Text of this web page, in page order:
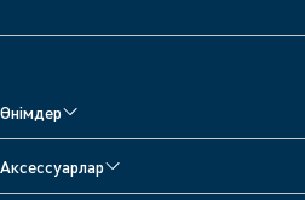
Өнімдер
Небулайзеры, детектор дыхания и
Аксессуарлар